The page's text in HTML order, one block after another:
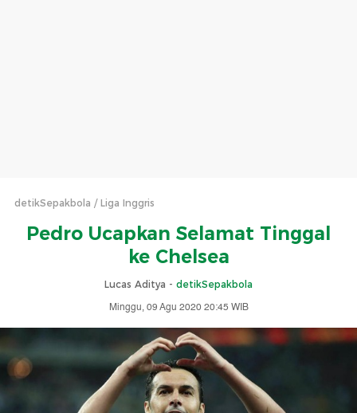
detikSepakbola Liga Inggris
Pedro Ucapkan Selamat Tinggal
ke Chelsea
Lucas Aditya - detikSepakbola
Minggu, 09 Agu 2020 20:45 WIB